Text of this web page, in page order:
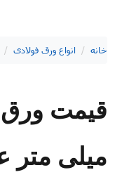
خانه / انواع ورق فولادی /